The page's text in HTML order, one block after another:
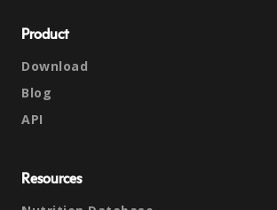
Product
Download
Blog
API
Resources